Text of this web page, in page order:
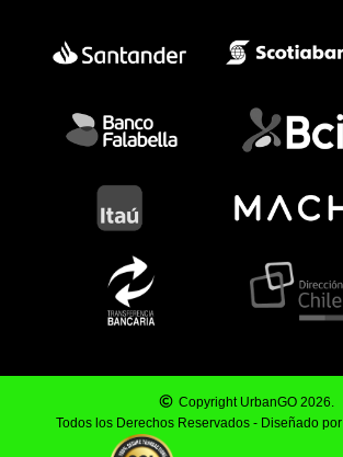
Copyright UrbanGO 2026.
Todos los Derechos Reservados - Diseñado por